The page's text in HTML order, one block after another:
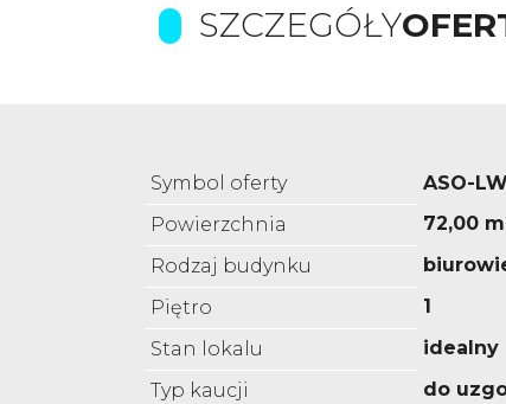
SZCZEGÓŁY
Symbol oferty
ASO-
Powierzchnia
72,00
Rodzaj budynku
Piętro
1
Stan lokalu
idealny
Typ kaucji
do